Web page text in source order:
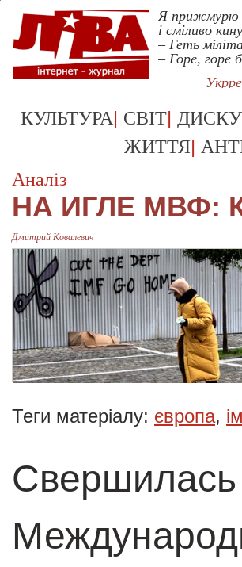
Я прижмурю
і сміливо
– Геть
– Горе, горе
КУЛЬТУРА| СВІТ|
ЖИТТЯ|
Аналіз
НА ИГЛЕ МВФ:
Дмитрий Ковалевич
Теги матеріалу: європа,